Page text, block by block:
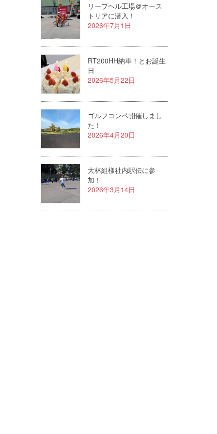
リープヘル工場＠オース
トリアに潜入！
2026年7月1日
RT200HH納車！とお誕生
日
2026年5月22日
ゴルフコンペ開催しまし
た！
2026年4月20日
大林組様社内駅伝に参
加！
2026年3月14日